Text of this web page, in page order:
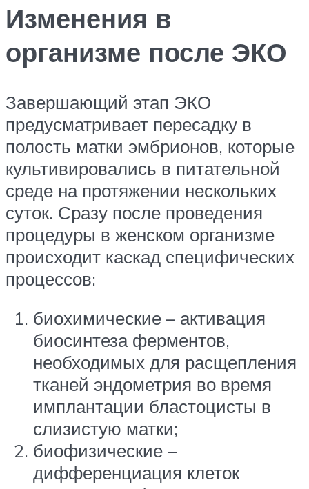
Изменения в
организме после ЭКО
Завершающий этап ЭКО
предусматривает пересадку в
полость матки эмбрионов, которые
культивировались в питательной
среде на протяжении нескольких
суток. Сразу после проведения
процедуры в женском организме
происходит каскад специфических
процессов:
биохимические – активация
биосинтеза ферментов,
необходимых для расщепления
тканей эндометрия во время
имплантации бластоцисты в
слизистую матки;
биофизические –
дифференциация клеток